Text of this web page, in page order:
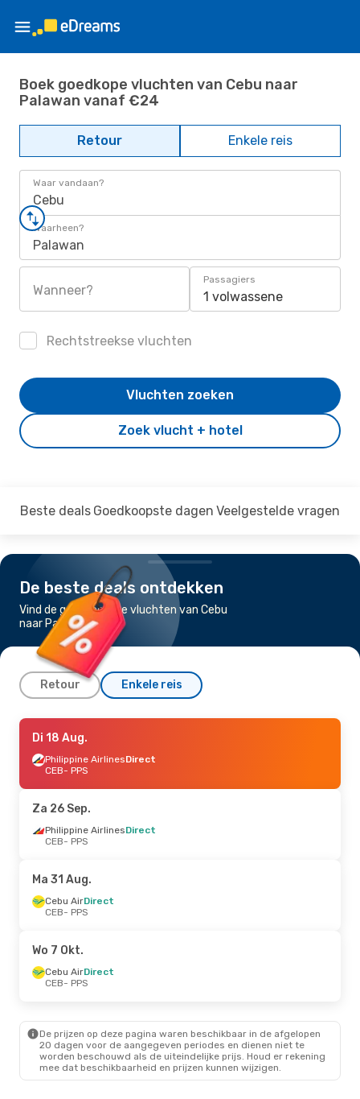
Boek goedkope vluchten van Cebu naar
Palawan vanaf €24
Retour Enkele reis
Waar vandaan?
Cebu
Waarheen?
Palawan
Wanneer?
Passagiers
1 volwassene
Rechtstreekse vluchten
Zoek vlucht + hotel
Vluchten zoeken
Beste deals Goedkoopste dagen Veelgestelde vragen
De beste deals ontdekken
Vind de goedkoopste vluchten van Cebu
naar Palawan
Retour Enkele reis
Di 18 Aug.
Cebu AirDirect
CEB- PPS
PPS- CEB
Do 10 Sep.- Do 17 Sep.
Cebu AirDirect
PPS - CEB
Philippine Airlines
CEB- PPS
Cebu AirDirect
PPS - CEB
Di 18 Aug.
Philippine AirlinesDirect
CEB- PPS
Za 26 Sep.
Philippine AirlinesDirect
CEB- PPS
Ma 31 Aug.
Cebu AirDirect
CEB- PPS
Wo 7 Okt.
Cebu AirDirect
CEB- PPS
De prijzen op deze pagina waren beschikbaar in de afgelopen
20 dagen voor de aangegeven periodes en dienen niet te
worden beschouwd als de uiteindelijke prijs. Houd er rekening
mee dat beschikbaarheid en prijzen kunnen wijzigen.